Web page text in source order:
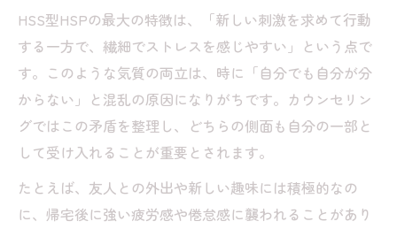
診断結果をセルフケアや仕事選びに活用す
る方法
HSS型HSP向いてる仕事の見極め方
自分らしさ発見のためのカウンセリング活
用術
HSS型HSPあるあるから読み解く自分の特
徴
ストレスを感じやすい気質との向き合い方
HSS型HSPの最大の特徴は、「新しい刺激を求めて行動
する一方で、繊細でストレスを感じやすい」という点で
す。このような気質の両立は、時に「自分でも自分が分
からない」と混乱の原因になりがちです。カウンセリン
グではこの矛盾を整理し、どちらの側面も自分の一部と
して受け入れることが重要とされます。
たとえば、友人との外出や新しい趣味には積極的なの
に、帰宅後に強い疲労感や倦怠感に襲われることがあり